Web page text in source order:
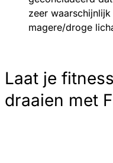
zeer
magere/droge
Laat je
draaien met